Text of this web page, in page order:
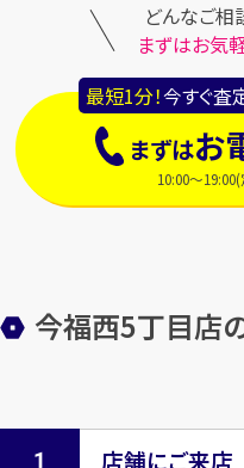
どんなご相
まずはお気
最短1分！今すぐ査
まずはお
10:00～
今福西5丁目店
店舗にご来店